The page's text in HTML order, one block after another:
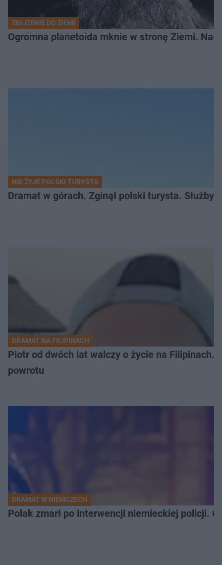
ZBLIŻENIE DO ZIEMI
Ogromna planetoida mknie w stronę Ziemi.
NIE ŻYJE POLSKI TURYSTA
Dramat w górach. Zginął polski turysta. Służby
DRAMAT NA FILIPINACH
Piotr od dwóch lat walczy o życie na Filipinach.
powrotu
DRAMAT W NIEMCZECH
Polak zmarł po interwencji niemieckiej policji.